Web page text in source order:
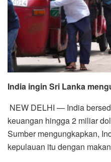
India ingin Sri Lanka
NEW DELHI — India
keuangan hingga 2 miliar
Sumber mengungkapkan,
kepulauan itu dengan